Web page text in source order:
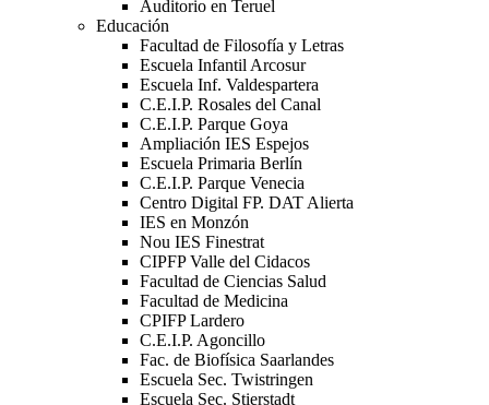
Auditorio en Teruel
Educación
Facultad de Filosofía y Letras
Escuela Infantil Arcosur
Escuela Inf. Valdespartera
C.E.I.P. Rosales del Canal
C.E.I.P. Parque Goya
Ampliación IES Espejos
Escuela Primaria Berlín
C.E.I.P. Parque Venecia
Centro Digital FP. DAT Alierta
IES en Monzón
Nou IES Finestrat
CIPFP Valle del Cidacos
Facultad de Ciencias Salud
Facultad de Medicina
CPIFP Lardero
C.E.I.P. Agoncillo
Fac. de Biofísica Saarlandes
Escuela Sec. Twistringen
Escuela Sec. Stierstadt